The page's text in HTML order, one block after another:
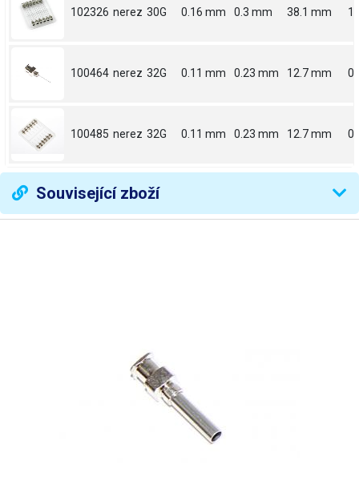
102326 nerez 30G 0.16 mm 0.3 mm 38.1 mm
100464 nerez 32G 0.11 mm 0.23 mm 12.7 mm
100485 nerez 32G 0.11 mm 0.23 mm 12.7 mm
Související zboží